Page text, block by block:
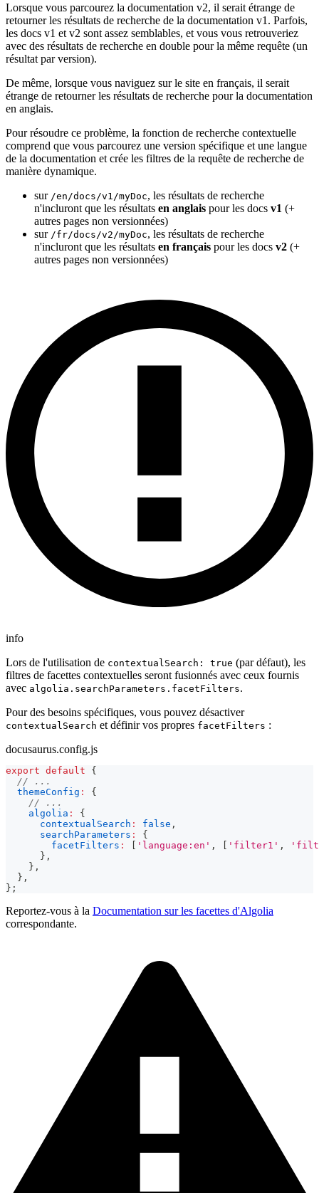
Lorsque vous parcourez la documentation v2, il serait étrange de
retourner les résultats de recherche de la documentation v1. Parfois,
les docs v1 et v2 sont assez semblables, et vous vous retrouveriez
avec des résultats de recherche en double pour la même requête (un
résultat par version).
De même, lorsque vous naviguez sur le site en français, il serait
étrange de retourner les résultats de recherche pour la documentation
en anglais.
Pour résoudre ce problème, la fonction de recherche contextuelle
comprend que vous parcourez une version spécifique et une langue
de la documentation et crée les filtres de la requête de recherche de
manière dynamique.
sur /en/docs/v1/myDoc, les résultats de recherche
n'incluront que les résultats en anglais pour les docs v1 (+
autres pages non versionnées)
sur /fr/docs/v2/myDoc, les résultats de recherche
n'incluront que les résultats en français pour les docs v2 (+
autres pages non versionnées)
info
Lors de l'utilisation de contextualSearch: true (par défaut), les
filtres de facettes contextuelles seront fusionnés avec ceux fournis
avec algolia.searchParameters.facetFilters.
Pour des besoins spécifiques, vous pouvez désactiver
contextualSearch et définir vos propres facetFilters :
docusaurus.config.js
export default
{
// ...
themeConfig :
{
// ...
algolia :
{
contextualSearch : false ,
searchParameters :
{
facetFilters : [ 'language:en' , [ 'filter1' ,
} ,
} ,
} ,
} ;
Reportez-vous à la Documentation sur les facettes d'Algolia
correspondante.